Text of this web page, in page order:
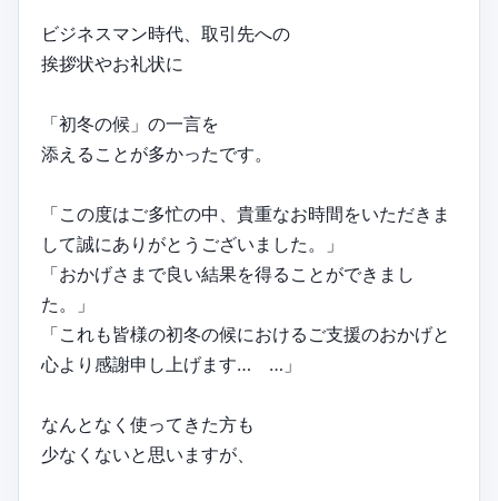
ビジネスマン時代、取引先への
挨拶状やお礼状に
「初冬の候」の一言を
添えることが多かったです。
「この度はご多忙の中、貴重なお時間をいただきま
して誠にありがとうございました。」
「おかげさまで良い結果を得ることができまし
た。」
「これも皆様の初冬の候におけるご支援のおかげと
心より感謝申し上げます… …」
なんとなく使ってきた方も
少なくないと思いますが、